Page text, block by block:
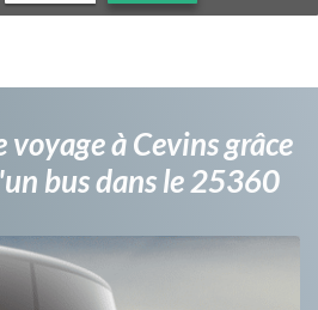
à Cevins grâce
bus dans le 25360